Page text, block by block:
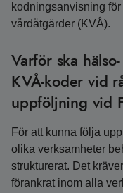
kodningsanvisning
vårdåtgärder (KVÅ).
Varför ska
KVÅ-koder vid
uppföljning vid
För att kunna följa
olika verksamheter
strukturerat. Det
förankrat inom alla